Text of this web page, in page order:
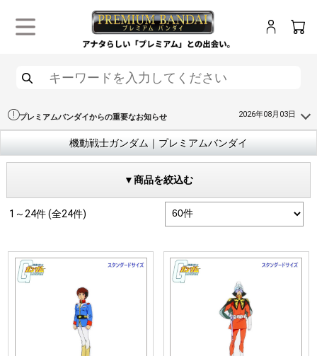
プレミアムバンダイからの重要なお知らせ 2026年08月03日
機動戦士ガンダム｜プレミアムバンダイ
▼商品を絞込む
1～24件 (全24件)